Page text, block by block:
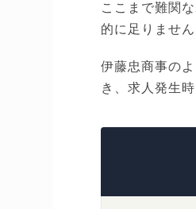
ここまで難関
的に足りません
伊藤忠商事の
き、求人発生